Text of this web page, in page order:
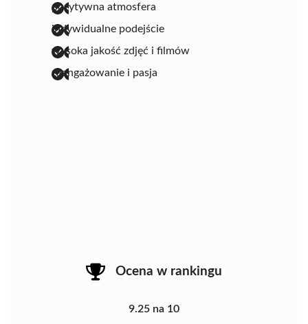
pozytywna atmosfera
indywidualne podejście
wysoka jakość zdjęć i filmów
zaangażowanie i pasja
Ocena w rankingu
9.25 na 10